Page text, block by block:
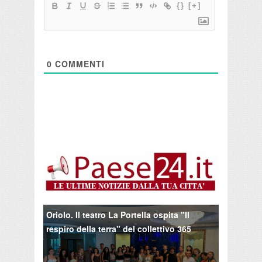
{} [+]
0 COMMENTI
Oriolo. Il teatro La Portella ospita "Il
respiro della terra" del collettivo 365